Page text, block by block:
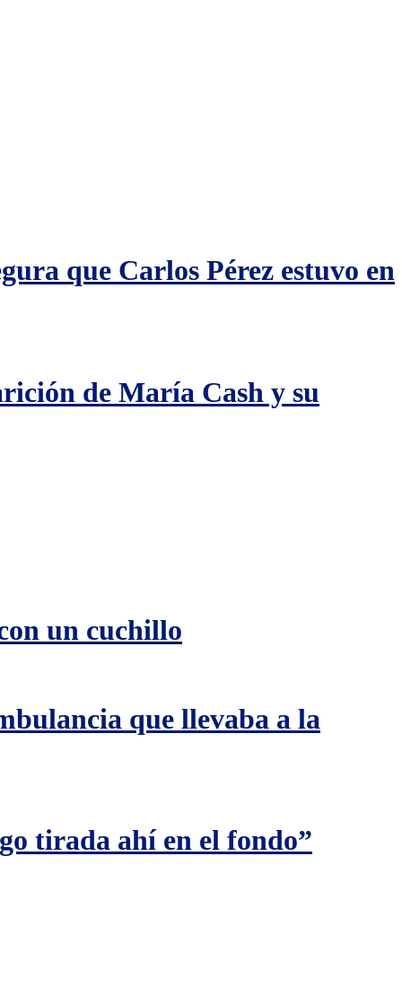
que Carlos Pérez estuvo en
de María Cash y su
un cuchillo
que llevaba a la
tirada ahí en el fondo”